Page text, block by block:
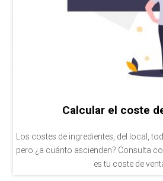
Calcular el coste
Los costes de ingredientes, del local,
pero ¿a cuánto ascienden? Consulta
es tu coste de